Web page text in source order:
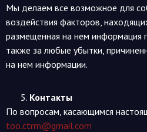
Мы делаем все возможное для
воздействия факторов,
размещенная на нем информация
также за любые убытки,
на нем информации.
Контакты
По вопросам, касающимся
too.ctrm@gmail.com